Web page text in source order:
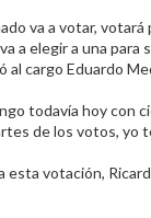
va a votar,
a elegir a una para
cargo Eduardo
todavía hoy con
de los votos, yo
esta votación,